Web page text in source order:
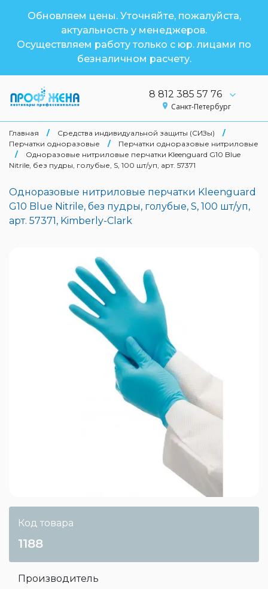
Обновляем цены. Уточняйте, пожалуйста,
актуальность у менеджеров.
Осуществляем работу только с юр. лицами по
безналичном расчету.
8 812 385 57 76
Санкт-Петербург
Главная / Средства индивидуальной защиты (СИЗы)
/
Перчатки одноразовые
/
Перчатки одноразовые нитриловые
/
Одноразовые нитриловые перчатки Kleenguard G10 Blue
Nitrile, без пудры, голубые, S, 100 шт/уп, арт. 57371
Одноразовые нитриловые перчатки Kleenguard
G10 Blue Nitrile, без пудры, голубые, S, 100 шт/уп,
арт. 57371, Kimberly-Clark
Код товара
1188
Производитель